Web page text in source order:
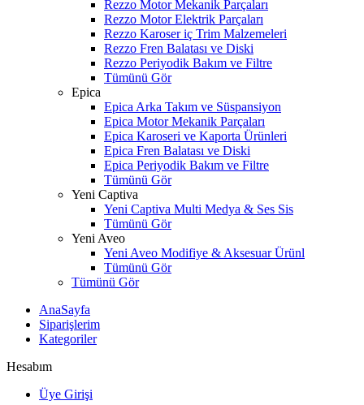
Rezzo Motor Mekanik Parçaları
Rezzo Motor Elektrik Parçaları
Rezzo Karoser iç Trim Malzemeleri
Rezzo Fren Balatası ve Diski
Rezzo Periyodik Bakım ve Filtre
Tümünü Gör
Epica
Epica Arka Takım ve Süspansiyon
Epica Motor Mekanik Parçaları
Epica Karoseri ve Kaporta Ürünleri
Epica Fren Balatası ve Diski
Epica Periyodik Bakım ve Filtre
Tümünü Gör
Yeni Captiva
Yeni Captiva Multi Medya & Ses Sis
Tümünü Gör
Yeni Aveo
Yeni Aveo Modifiye & Aksesuar Ürünl
Tümünü Gör
Tümünü Gör
AnaSayfa
Siparişlerim
Kategoriler
Hesabım
Üye Girişi